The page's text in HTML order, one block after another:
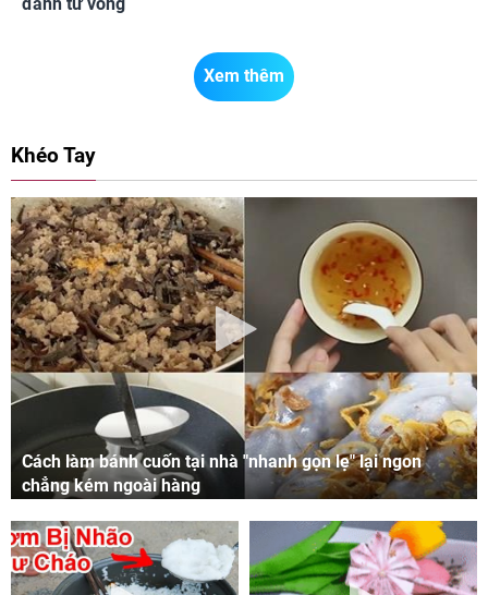
Xem thêm
Khéo Tay
Cách làm bánh cuốn tại nhà "nhanh gọn lẹ" lại ngon
chẳng kém ngoài hàng